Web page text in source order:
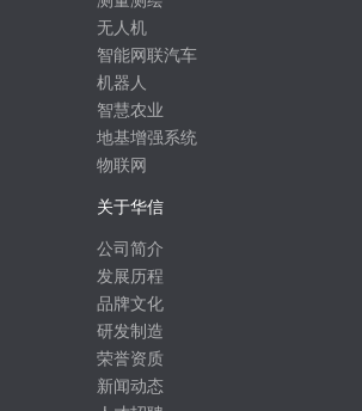
无人机
智能网联汽车
机器人
智慧农业
地基增强系统
物联网
关于华信
公司简介
发展历程
品牌文化
研发制造
荣誉资质
新闻动态